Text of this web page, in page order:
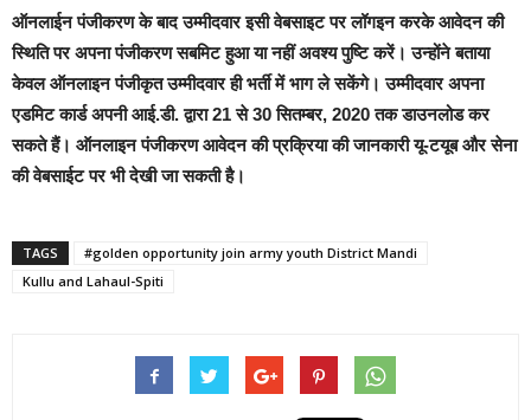
ऑनलाईन पंजीकरण के बाद उम्मीदवार इसी वेबसाइट पर लॉगइन करके आवेदन की
स्थिति पर अपना पंजीकरण सबमिट हुआ या नहीं अवश्य पुष्टि करें। उन्होंने बताया
केवल ऑनलाइन पंजीकृत उम्मीदवार ही भर्ती में भाग ले सकेंगे।उम्मीदवार अपना
एडमिट कार्ड अपनी आई.डी. द्वारा 21 से 30 सितम्बर, 2020 तक डाउनलोड कर
सकते हैं। ऑनलाइन पंजीकरण आवेदन की प्रक्रिया की जानकारी यू-टयूब और सेना
की वेबसाईट पर भी देखी जा सकती है।
TAGS
#golden opportunity join army youth District Mandi
Kullu and Lahaul-Spiti